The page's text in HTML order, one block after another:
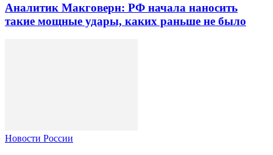
Аналитик Макговерн: РФ начала наносить
такие мощные удары, каких раньше не было
Новости России